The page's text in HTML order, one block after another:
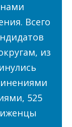
Всего
из
525